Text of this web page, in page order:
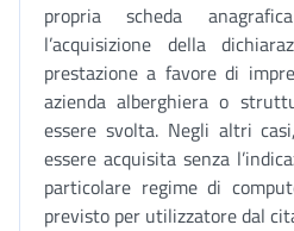
propria scheda
l’acquisizione della
prestazione a favore di
azienda alberghiera o
essere svolta. Negli altri
essere acquisita senza
particolare regime di
previsto per utilizzatore dal